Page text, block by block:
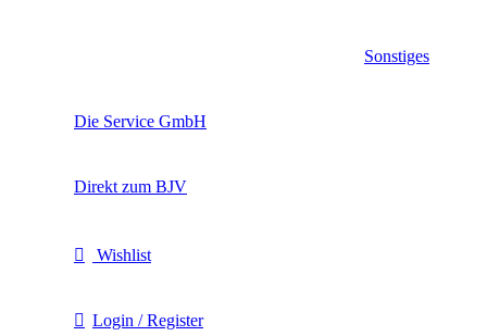
Sonstiges
Die Service GmbH
Direkt zum BJV
Wishlist
Login / Register